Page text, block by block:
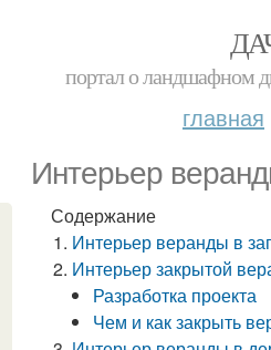
портал о ландшафном
главная
Интерьер
Содержание
Интерьер веранды в
Интерьер закрытой
Разработка проекта
Чем и как закрыть